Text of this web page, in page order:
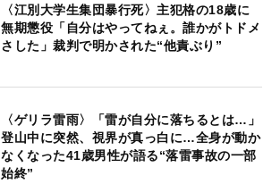
〈江別大学生集団暴行死〉主犯格の18歳に
無期懲役「自分はやってねぇ。誰かがトドメ
さした」裁判で明かされた“他責ぶり”
〈ゲリラ雷雨〉「雷が自分に落ちるとは…」
登山中に突然、視界が真っ白に…全身が動か
なくなった41歳男性が語る“落雷事故の一部
始終”